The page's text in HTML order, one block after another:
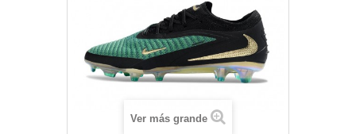
Ver más grande